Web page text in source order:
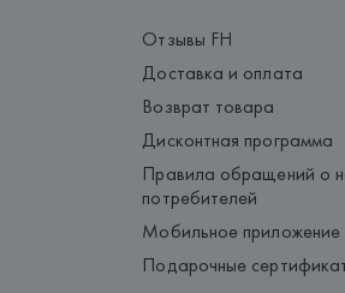
Отзывы FH
Доставка и оплата
Возврат товара
Дисконтная программа
Правила обращений о
потребителей
Мобильное приложение
Подарочные